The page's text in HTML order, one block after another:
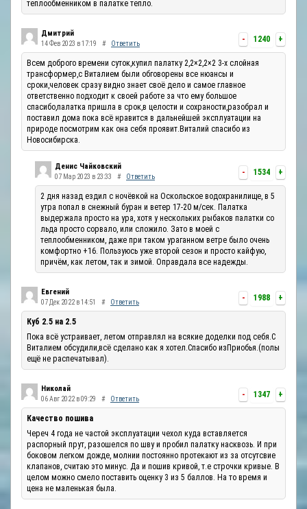
теплообменником в палатке тепло.
- 1240 +
Дмитрий
14 Фев 2023 в 17:19 # Ответить
Всем доброго времени суток,купил палатку 2,2×2,2×2 3-х слойная
трансформер,с Виталием были обговорены все нюансы и
сроки,человек сразу видно знает своё дело и самое главное
ответственно подходит к своей работе за что ему большое
спасибо,палатка пришла в срок,в целости и сохраности,разобрал и
поставил дома пока всё нравится в дальнейшей эксплуатации на
природе посмотрим как она себя проявит.Виталий спасибо из
Новосибирска.
- 1534 +
Денис Чайковский
07 Мар 2023 в 23:33 # Ответить
2 дня назад ездил с ночёвкой на Оскольское водохранилище, в 5
утра попал в снежный буран и ветер 17-20 м/сек. Палатка
выдержала просто на ура, хотя у нескольких рыбаков палатки со
льда просто сорвало, или сложило. Зато в моей с
теплообменником, даже при таком ураганном ветре было очень
комфортно +16. Пользуюсь уже второй сезон и просто кайфую,
причём, как летом, так и зимой. Оправдала все надежды.
- 1988 +
Евгений
07 Дек 2022 в 14:51 # Ответить
Куб 2.5 на 2.5
Пока всё устраивает, летом отправлял на всякие доделки под себя.С
Виталием обсудили,всё сделано как я хотел.Спасибо изПриобья.(полы
ещё не распечатывал).
- 1347 +
Николай
06 Авг 2022 в 09:29 # Ответить
Качество пошива
Череч 4 года не частой эксплуатации чехол куда вставляется
распорный прут, разошелся по шву и пробил палатку насквозь. И при
боковом легком дожде, молнии постоянно протекают из за отсутсвие
клапанов, считаю это минус. Да и пошив кривой, т.е строчки кривые. В
целом можно смело поставить оценку 3 из 5 баллов. На то время и
цена не маленькая была.